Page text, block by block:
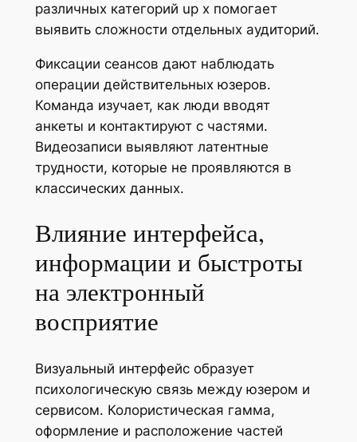
различных категорий up x помогает
выявить сложности отдельных аудиторий.
Фиксации сеансов дают наблюдать
операции действительных юзеров.
Команда изучает, как люди вводят
анкеты и контактируют с частями.
Видеозаписи выявляют латентные
трудности, которые не проявляются в
классических данных.
Влияние интерфейса,
информации и быстроты
на электронный
восприятие
Визуальный интерфейс образует
психологическую связь между юзером и
сервисом. Колористическая гамма,
оформление и расположение частей